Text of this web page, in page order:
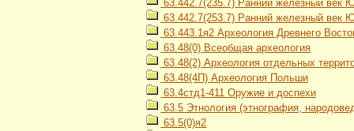
63.442.7(235.7) Ранний железный век
63.442.7(253.7) Ранний железный век
63.443.1я2 Археология Древнего
63.48(0) Всеобщая археология
63.48(2) Археология отдельных
63.48(4П) Археология Польши
63.4стд1-411 Оружие и доспехи
63.5 Этнология (этнография,
63.5(0)я2